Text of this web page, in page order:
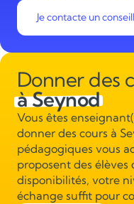
Je contacte un
Donner des
à Seynod
Vous êtes
donner des cours à
pédagogiques vous
proposent des élèves
disponibilités, votre
échange suffit pour